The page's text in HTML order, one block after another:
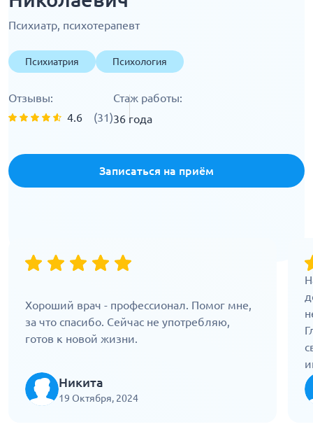
Психиатр, психотерапевт
Психиатрия Психология
Отзывы:
4.6
(31)
Стаж работы:
36 года
Записаться на приём
Хороший врач - профессионал. Помог мне,
за что спасибо. Сейчас не употребляю,
готов к новой жизни.
Никита
19 Октября, 2024